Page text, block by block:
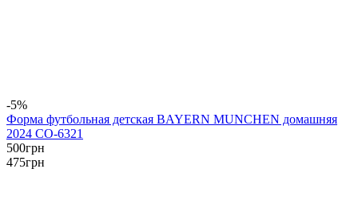
-5%
Форма футбольная детская BAYERN MUNCHEN домашняя
2024 CO-6321
500грн
475грн